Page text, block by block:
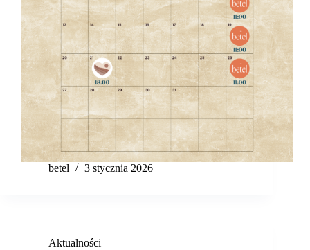
betel 3 stycznia 2026
Aktualności